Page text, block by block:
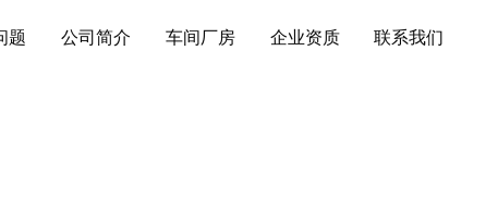
题 公司简介 车间厂房 企业资质 联系我们